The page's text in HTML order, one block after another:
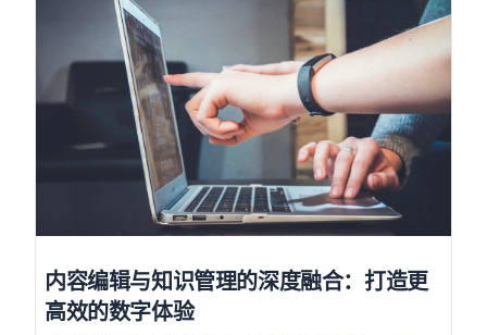
内容编辑与知识管理的深度融合：打造更
高效的数字体验